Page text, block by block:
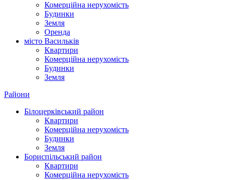
Комерційна нерухомість
Будинки
Земля
Оренда
місто Василькiв
Квартири
Комерційна нерухомість
Будинки
Земля
Райони
Білоцерківський район
Квартири
Комерційна нерухомість
Будинки
Земля
Бориспільський район
Квартири
Комерційна нерухомість